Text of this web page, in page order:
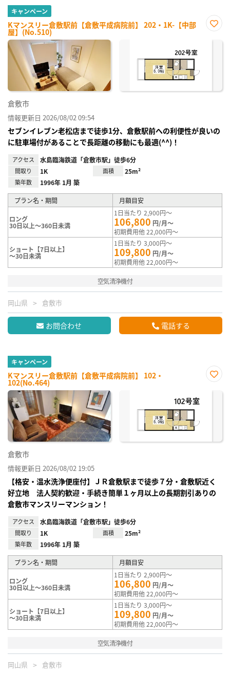
キャンペーン
Kマンスリー倉敷駅前【倉敷平成病院前】 202・1K-【中部
屋】(No.510)
に入
倉敷市
情報更新日 2026/08/02 09:54
セブンイレブン老松店まで徒歩1分、倉敷駅前への利便性が良いの
に駐車場付があることで長距離の移動にも最適(^^)！
アクセス 水島臨海鉄道「倉敷市駅」徒歩6分
間取り 1K 面積 25m²
築年数 1996年 1月 築
プラン名・期間 月額目安
ロング
30日以上～360日未満
1日当たり 2,900円～
106,800 円/月～
初期費用他 22,000円～
ショート【7日以上】
～30日未満
1日当たり 3,000円～
109,800 円/月～
初期費用他 22,000円～
空気清浄機付
岡山県 倉敷市
お問合わせ 電話する
キャンペーン
Kマンスリー倉敷駅前【倉敷平成病院前】 102・
102(No.464)
に入
倉敷市
情報更新日 2026/08/02 19:05
【格安・温水洗浄便座付】ＪＲ倉敷駅まで徒歩７分・倉敷駅近く
好立地 法人契約歓迎・手続き簡単１ヶ月以上の長期割引ありの
倉敷市マンスリーマンション！
アクセス 水島臨海鉄道「倉敷市駅」徒歩6分
間取り 1K 面積 25m²
築年数 1996年 1月 築
プラン名・期間 月額目安
ロング
30日以上～360日未満
1日当たり 2,900円～
106,800 円/月～
初期費用他 22,000円～
ショート【7日以上】
～30日未満
1日当たり 3,000円～
109,800 円/月～
初期費用他 22,000円～
空気清浄機付
岡山県 倉敷市